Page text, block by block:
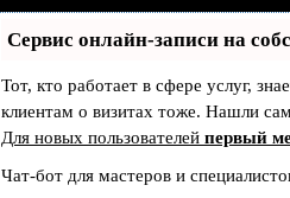
Сервис онлайн-записи на
Тот, кто работает в сфере услуг,
клиентам о визитах тоже. Нашли
Для новых пользователей первый
Чат-бот для мастеров и